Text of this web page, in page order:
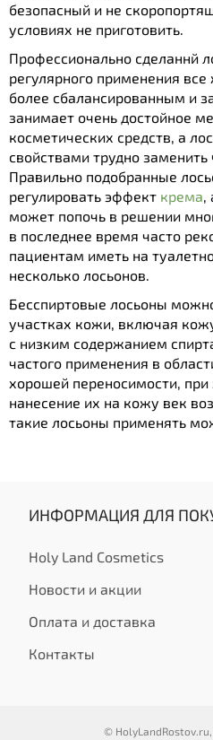
безопасный и не
условиях не приготовить.
Профессионально сделаннй
регулярного применения
более сбалансированным и
занимает очень достойное
косметических средств, а
свойствами трудно
Правильно подобранные
регулировать эффект крема,
может попочь в решении
в последнее время часто
пациентам иметь на
несколько лосьонов.
Бесспиртовые лосьоны
участках кожи, включая
с низким содержанием
частого применения в
хорошей переносимости,
нанесение их на кожу век
такие лосьоны применять
ИНФОРМАЦИЯ ДЛЯ
Holy Land Cosmetics
Новости и акции
Оплата и доставка
Контакты
©